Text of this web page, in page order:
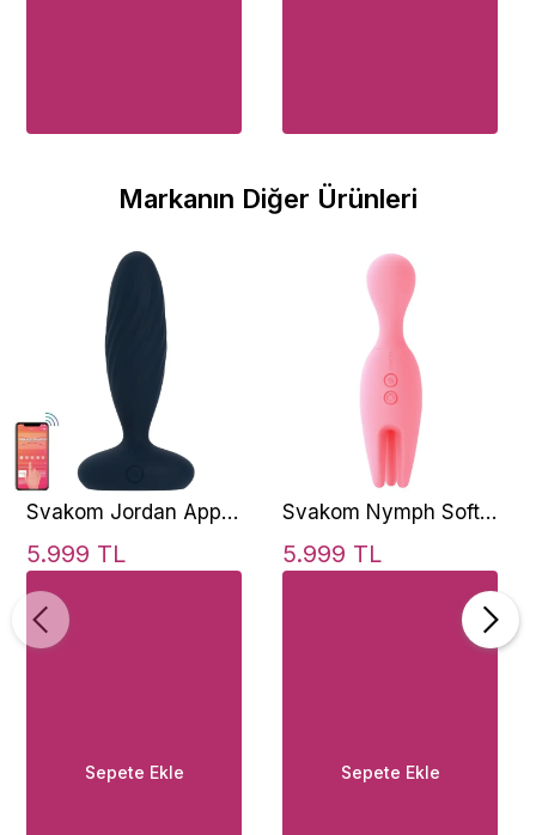
Markanın Diğer Ürünleri
Svakom Jordan App
Controlled Thrusting
Hareketli Anal
Vibratör
5.999 TL
Sepete Ekle
Svakom Nymph Soft
Moving Finger
Vibrator
5.999 TL
Sepete Ekle